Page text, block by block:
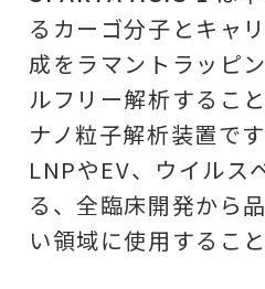
るカーゴ分子とキャ
成をラマントラッピ
ルフリー解析するこ
ナノ粒子解析装置です
LNPやEV、ウイルス
る、全臨床開発から
い領域に使用するこ